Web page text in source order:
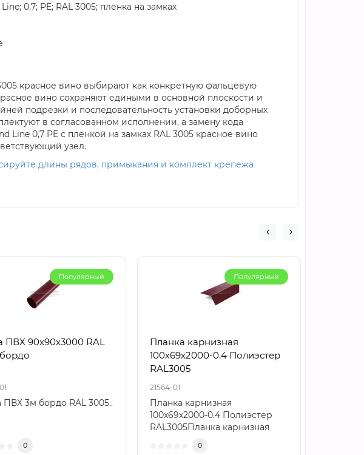
0,7; PE; RAL 3005; пленка на замках
красное вино выбирают как конкретную фальцевую
вино сохраняют едиными в основной плоскости и
подрезки и последовательность установки доборных
в согласованном исполнении, а замену кода
0,7 PE с пленкой на замках RAL 3005 красное вино
узел.
длины рядов, примыкания и комплект крепежа
Популярный
ПВХ 90х90х3000 RAL
ПВХ 3м бордо RAL 3005..
0
Популярный
Планка карнизная
100х69х2000-0.4 Полиэстер
RAL3005
21564-01
Планка карнизная
100х69х2000-0.4 Полиэстер
RAL3005Планка карнизная
0